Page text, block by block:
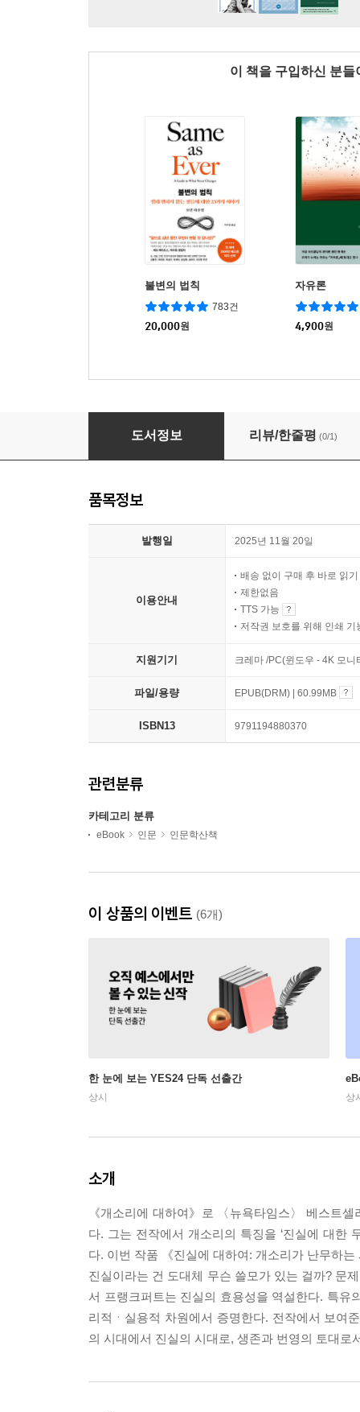
이 책을 구입하신 분
불변의 법칙
783건
20,000원
자유론
4,900원
진실에 대하여
도서정보 리뷰/한줄평 (0/1)
품목정보
발행일 2025년 11월 20일
이용안내
배송 없이 구매 후 바로 읽기
제한없음
TTS 가능
저작권 보호를 위해 인쇄 기
지원기기 크레마 /PC(윈도우 - 4K 모
파일/용량 EPUB(DRM) | 60.99MB
ISBN13 9791194880370
관련분류
카테고리 분류
eBook 인문 인문학산책
이 상품의 이벤트 (6개)
한 눈에 보는 YES24 단독 선출간
상시 상
소개
《개소리에 대하여》로 〈뉴욕타임스〉 베스트
다. 그는 전작에서 개소리의 특징을 ‘진실에 대한
다. 이번 작품 《진실에 대하여: 개소리가 난무하
진실이라는 건 도대체 무슨 쓸모가 있는 걸까? 문
서 프랭크퍼트는 진실의 효용성을 역설한다. 특
리적ㆍ실용적 차원에서 증명한다. 전작에서 보여
의 시대에서 진실의 시대로, 생존과 번영의 토대로